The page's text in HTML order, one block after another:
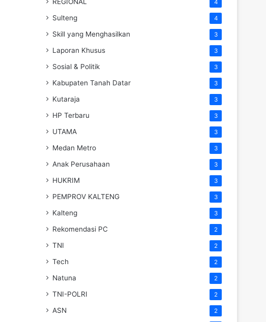
4
Sulteng 4
Skill yang Menghasilkan 3
Laporan Khusus 3
Sosial & Politik 3
Kabupaten Tanah Datar 3
Kutaraja 3
HP Terbaru 3
UTAMA 3
Medan Metro 3
Anak Perusahaan 3
HUKRIM 3
PEMPROV KALTENG 3
Kalteng 3
Rekomendasi PC 2
TNI 2
Tech 2
Natuna 2
TNI-POLRI 2
ASN 2